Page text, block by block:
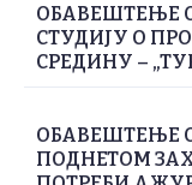
ОБАВЕШТЕЊЕ
СТУДИЈУ О
СРЕДИНУ –
ОБАВЕШТЕЊЕ
ПОДНЕТОМ